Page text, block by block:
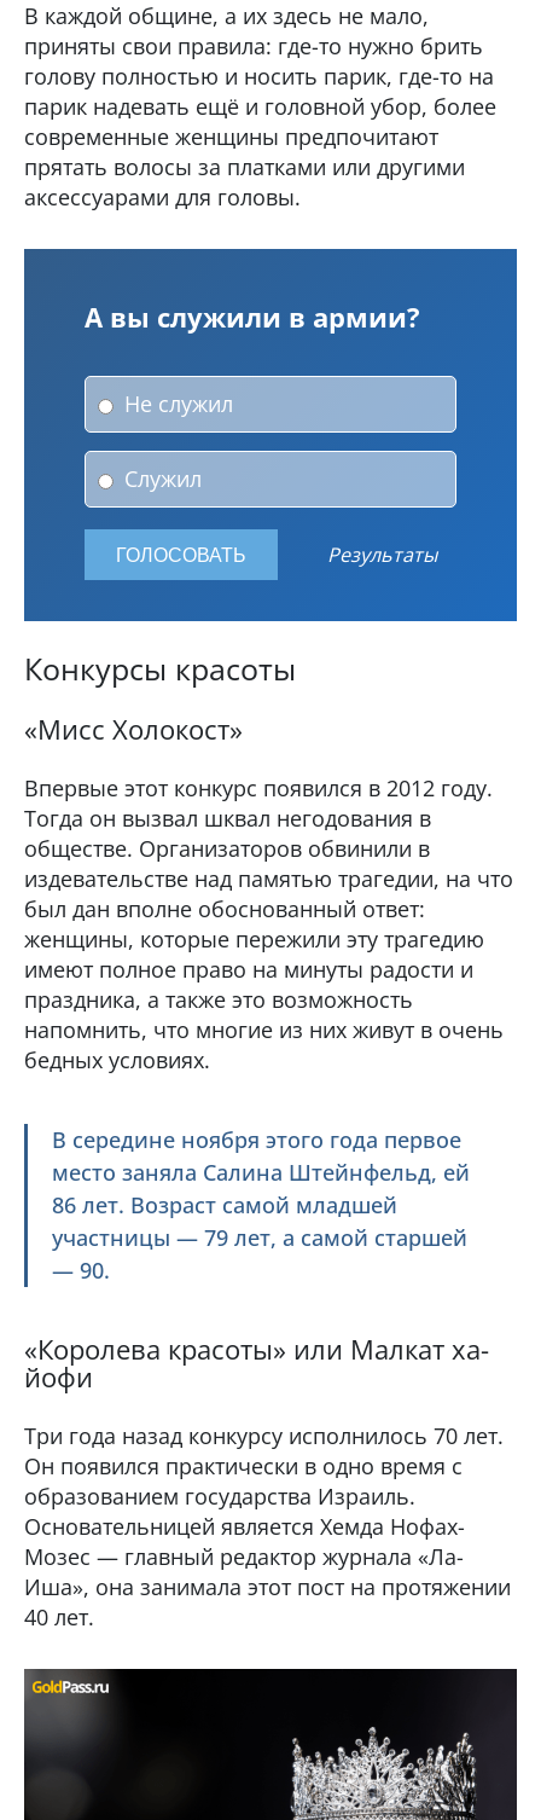
В каждой общине, а их здесь не мало,
приняты свои правила: где-то нужно брить
голову полностью и носить парик, где-то на
парик надевать ещё и головной убор, более
современные женщины предпочитают
прятать волосы за платками или другими
аксессуарами для головы.
А вы служили в армии?
Не служил
Служил
Результаты
Конкурсы красоты
«Мисс Холокост»
Впервые этот конкурс появился в 2012 году.
Тогда он вызвал шквал негодования в
обществе. Организаторов обвинили в
издевательстве над памятью трагедии, на что
был дан вполне обоснованный ответ:
женщины, которые пережили эту трагедию
имеют полное право на минуты радости и
праздника, а также это возможность
напомнить, что многие из них живут в очень
бедных условиях.
В середине ноября этого года первое
место заняла Салина Штейнфельд, ей
86 лет. Возраст самой младшей
участницы — 79 лет, а самой старшей
— 90.
«Королева красоты» или Малкат ха-
йофи
Три года назад конкурсу исполнилось 70 лет.
Он появился практически в одно время с
образованием государства Израиль.
Основательницей является Хемда Нофах-
Мозес — главный редактор журнала «Ла-
Иша», она занимала этот пост на протяжении
40 лет.